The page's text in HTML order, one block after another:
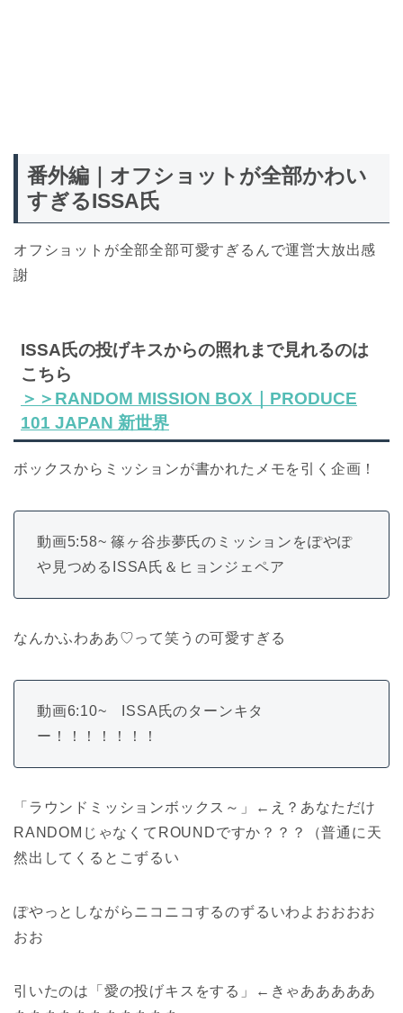
番外編｜オフショットが全部かわい
すぎるISSA氏
オフショットが全部全部可愛すぎるんで運営大放出感
謝
ISSA氏の投げキスからの照れまで見れるのは
こちら
＞＞RANDOM MISSION BOX｜PRODUCE
101 JAPAN 新世界
ボックスからミッションが書かれたメモを引く企画！
動画5:58~ 篠ヶ谷歩夢氏のミッションをぽやぽ
や見つめるISSA氏＆ヒョンジェペア
なんかふわああ♡って笑うの可愛すぎる
動画6:10~ ISSA氏のターンキタ
ー！！！！！！！
「ラウンドミッションボックス～」←え？あなただけ
RANDOMじゃなくてROUNDですか？？？（普通に天
然出してくるとこずるい
ぽやっとしながらニコニコするのずるいわよおおおお
おお
引いたのは「愛の投げキスをする」←きゃあああああ